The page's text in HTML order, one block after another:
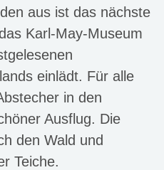
aus ist das nächste
Karl-May-Museum
einlädt. Für alle
in den
Ausflug. Die
den Wald und
Teiche.